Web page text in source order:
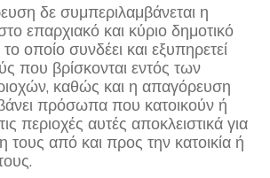
δε συμπεριλαμβάνεται η
επαρχιακό και κύριο δημοτικό
το οποίο συνδέει και εξυπηρετεί
που βρίσκονται εντός των
καθώς και η απαγόρευση
πρόσωπα που κατοικούν ή
περιοχές αυτές αποκλειστικά για
τους από και προς την κατοικία ή